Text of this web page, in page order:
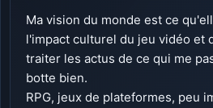
Ma vision du monde est ce
l'impact culturel du jeu vidéo et
traiter les actus de ce qui me
botte bien.
RPG, jeux de plateformes, peu